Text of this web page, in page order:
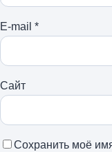
E-mail *
Сайт
Сохранить моё